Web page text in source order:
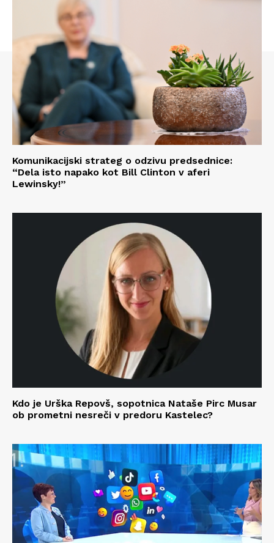
Komunikacijski strateg o odzivu predsednice:
“Dela isto napako kot Bill Clinton v aferi
Lewinsky!”
Kdo je Urška Repovš, sopotnica Nataše Pirc Musar
ob prometni nesreči v predoru Kastelec?